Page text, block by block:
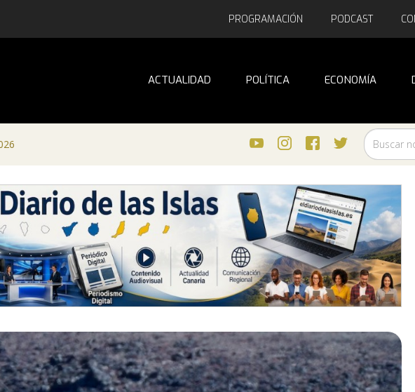
PROGRAMACIÓN PODCAST
ACTUALIDAD POLÍTICA ECONOMÍA